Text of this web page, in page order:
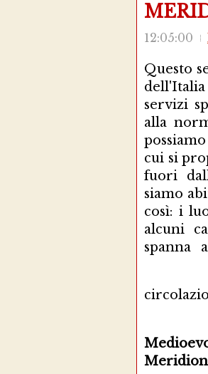
12:05:00
Questo
dell'Italia
servizi
alla
cui si
fuori
siamo
così: i
alcuni
spanna